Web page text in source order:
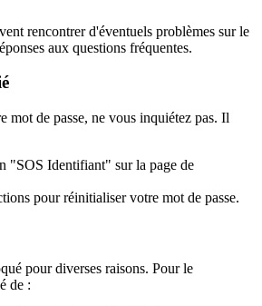
rencontrer d'éventuels problèmes sur le
aux questions fréquentes.
mot de passe, ne vous inquiétez pas. Il
"SOS Identifiant" sur la page de
pour réinitialiser votre mot de passe.
pour diverses raisons. Pour le
de :